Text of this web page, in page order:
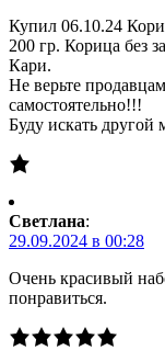
Купил 06.10.24
200 гр. Корица без
Кари.
Не верьте
самостоятельно!!!
Буду искать другой
Светлана:
29.09.2024 в 00:28
Очень красивый
понравиться.